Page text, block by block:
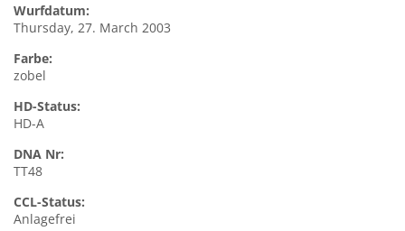
Wurfdatum:
Thursday, 27. March 2003
Farbe:
zobel
HD-Status:
HD-A
DNA Nr:
TT48
CCL-Status:
Anlagefrei